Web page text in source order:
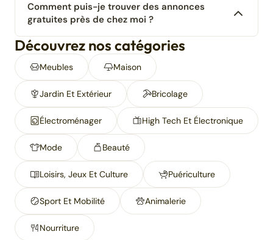
Comment puis-je trouver des annonces
gratuites près de chez moi ?
Découvrez nos catégories
Meubles Maison
Jardin Et Extérieur Bricolage
Électroménager High Tech Et Électronique
Mode Beauté
Loisirs, Jeux Et Culture Puériculture
Sport Et Mobilité Animalerie
Nourriture